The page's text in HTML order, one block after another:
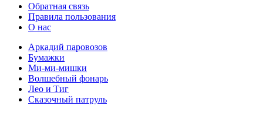
Обратная связь
Правила пользования
О нас
Аркадий паровозов
Бумажки
Ми-ми-мишки
Волшебный фонарь
Лео и Тиг
Сказочный патруль